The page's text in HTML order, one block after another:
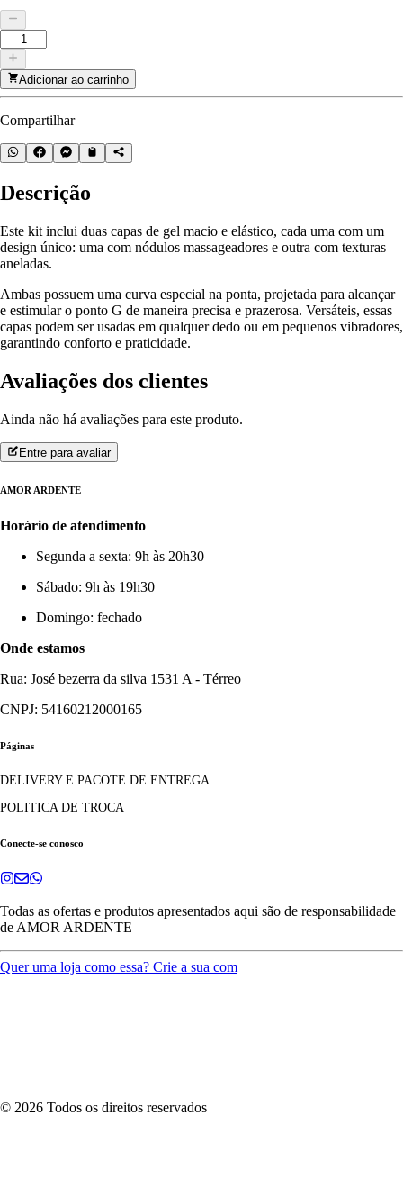
Adicionar ao carrinho
Compartilhar
Descrição
Este kit inclui duas capas de gel macio e elástico, cada uma com um
design único: uma com nódulos massageadores e outra com texturas
aneladas.
Ambas possuem uma curva especial na ponta, projetada para alcançar
e estimular o ponto G de maneira precisa e prazerosa. Versáteis, essas
capas podem ser usadas em qualquer dedo ou em pequenos vibradores,
garantindo conforto e praticidade.
Avaliações dos clientes
Ainda não há avaliações para este produto.
Entre para avaliar
AMOR ARDENTE
Horário de atendimento
Segunda a sexta: 9h às 20h30
Sábado: 9h às 19h30
Domingo: fechado
Onde estamos
Rua: José bezerra da silva 1531 A - Térreo
CNPJ: 54160212000165
Páginas
DELIVERY E PACOTE DE ENTREGA
POLITICA DE TROCA
Conecte-se conosco
Todas as ofertas e produtos apresentados aqui são de responsabilidade
de AMOR ARDENTE
Quer uma loja como essa? Crie a sua com
© 2026 Todos os direitos reservados